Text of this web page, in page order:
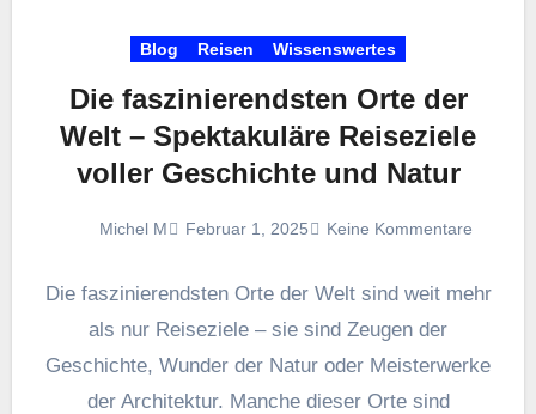
Blog Reisen Wissenswertes
Die faszinierendsten Orte der
Welt – Spektakuläre Reiseziele
voller Geschichte und Natur
Michel M Februar 1, 2025 Keine Kommentare
Die faszinierendsten Orte der Welt sind weit mehr
als nur Reiseziele – sie sind Zeugen der
Geschichte, Wunder der Natur oder Meisterwerke
der Architektur. Manche dieser Orte sind